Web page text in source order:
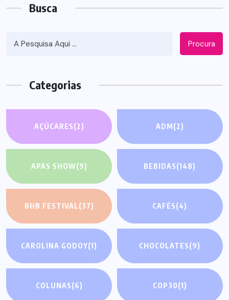
Busca
Procura
Categorias
AÇÚCARES(2) ADM(2)
APAS SHOW(9) BEBIDAS(148)
BHB FESTIVAL(37) CAFÉS(4)
CAROLINA GODOY(1) CHOCOLATES(9)
COLUNAS(6) COP30(1)